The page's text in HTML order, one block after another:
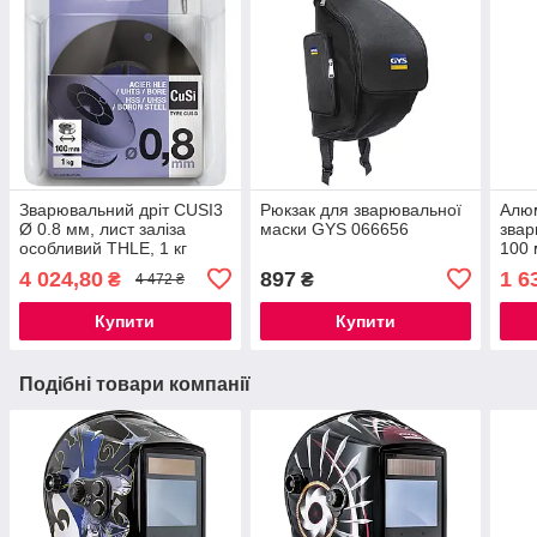
Зварювальний дріт CUSI3
Ø 0.8 мм, лист заліза
особливий THLE, 1 кг
4 024,80 ₴ 4 472 ₴
Купити
Рюкзак для зварювальної
маски GYS 066656
897₴
Купити
100
1
Подібні товари компанії